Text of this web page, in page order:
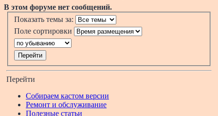
В этом форуме нет сообщений.
Показать темы за:
Поле сортировки
Перейти
Собираем кастом версии
Ремонт и обслуживание
Полезные статьи